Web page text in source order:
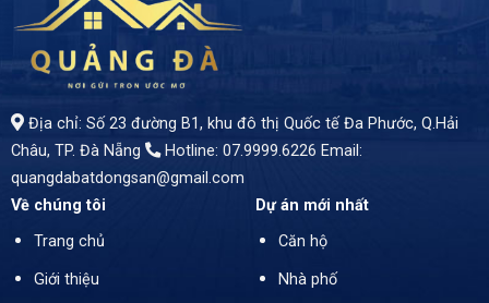
Địa chỉ: Số 23 đường B1, khu đô thị Quốc tế Đa Phước, Q.Hải
Châu, TP. Đà Nẵng
Hotline: 07.9999.6226 Email:
quangdabatdongsan@gmail.com
Về chúng tôi
Trang chủ
Giới thiệu
Dự án mới nhất
Căn hộ
Nhà phố